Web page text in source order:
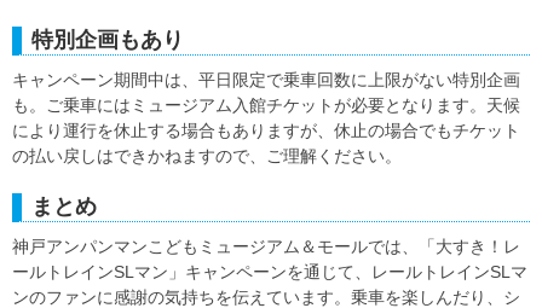
特別企画もあり
キャンペーン期間中は、平日限定で乗車回数に上限がない特別企画
も。ご乗車にはミュージアム入館チケットが必要となります。天候
により運行を休止する場合もありますが、休止の場合でもチケット
の払い戻しはできかねますので、ご理解ください。
まとめ
神戸アンパンマンこどもミュージアム＆モールでは、「大すき！レ
ールトレインSLマン」キャンペーンを通じて、レールトレインSLマ
ンのファンに感謝の気持ちを伝えています。乗車を楽しんだり、シ